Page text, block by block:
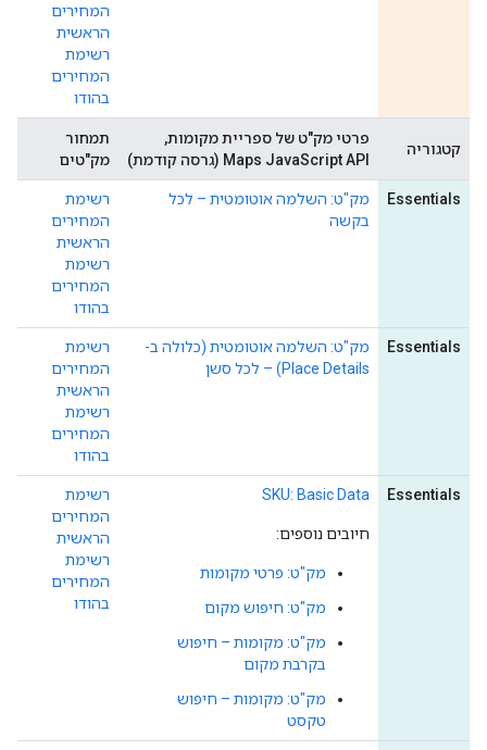
המחירים
הראשית
רשימת
המחירים
בהודו
קטגוריה
פרטי מק"ט של ספריית מקומות,
Maps JavaScript API (גרסה קודמת)
תמחור
מק"טים
Essentials
מק"ט: השלמה אוטומטית – לכל
בקשה
רשימת
המחירים
הראשית
רשימת
המחירים
בהודו
Essentials
מק"ט: השלמה אוטומטית (כלולה ב-
Place Details) – לכל סשן
רשימת
המחירים
הראשית
רשימת
המחירים
בהודו
Essentials
SKU: Basic Data
חיובים נוספים:
מק"ט: פרטי מקומות
מק"ט: חיפוש מקום
מק"ט: מקומות – חיפוש
בקרבת מקום
מק"ט: מקומות – חיפוש
טקסט
רשימת
המחירים
הראשית
רשימת
המחירים
בהודו